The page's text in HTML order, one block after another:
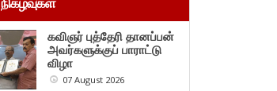
நிகழ்வுகள்
கவிஞர் புத்தேரி தானப்பன்
அவர்களுக்குப் பாராட்டு
விழா
07 August 2026